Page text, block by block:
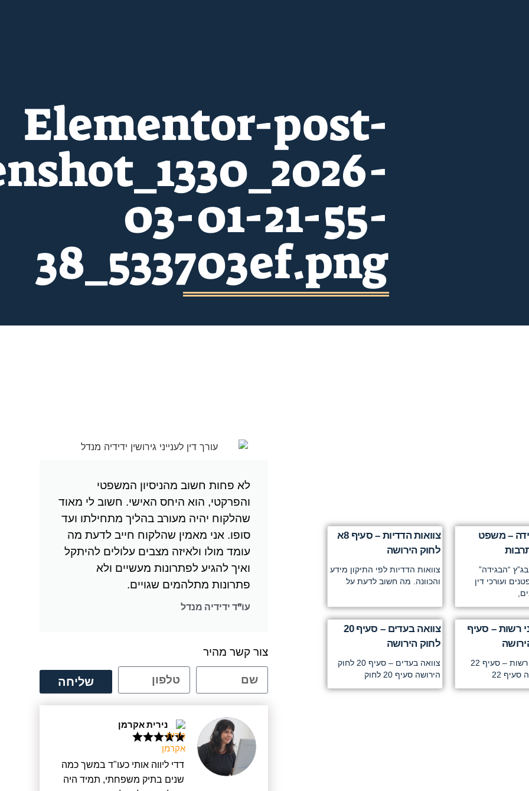
Elementor-post-
03-01-21-55-
38_533703ef.png
– משפט
“הבגידה”
ועורכי דין
צוואות הדדיות – סעיף 8א
לחוק הירושה
צוואות הדדיות לפי התיקון מידע
והכוונה. מה חשוב לדעת על
רשות – סעיף
צוואה בפני רשות – סעיף 22
22
צוואה בעדים – סעיף 20
לחוק הירושה
צוואה בעדים – סעיף 20 לחוק
הירושה סעיף 20 לחוק
לא פחות חשוב מהניסיון המשפטי
והפרקטי, הוא היחס האישי. חשוב לי מאוד
שהלקוח יהיה מעורב בהליך מתחילתו ועד
סופו. אני מאמין שהלקוח חייב לדעת מה
עומד מולו ולאיזה מצבים עלולים להיתקל
ואיך להגיע לפתרונות מעשיים ולא
פתרונות מתלהמים שגויים.
עו"ד ידידיה מנדל
צור קשר מהיר
שליחה
נירית אקרמן
דדי ליווה אותי כעו"ד במשך כמה
שנים בתיק משפחתי, תמיד היה